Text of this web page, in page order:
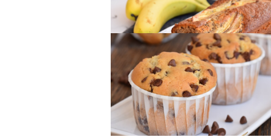
פיצה
בננות
נקראים